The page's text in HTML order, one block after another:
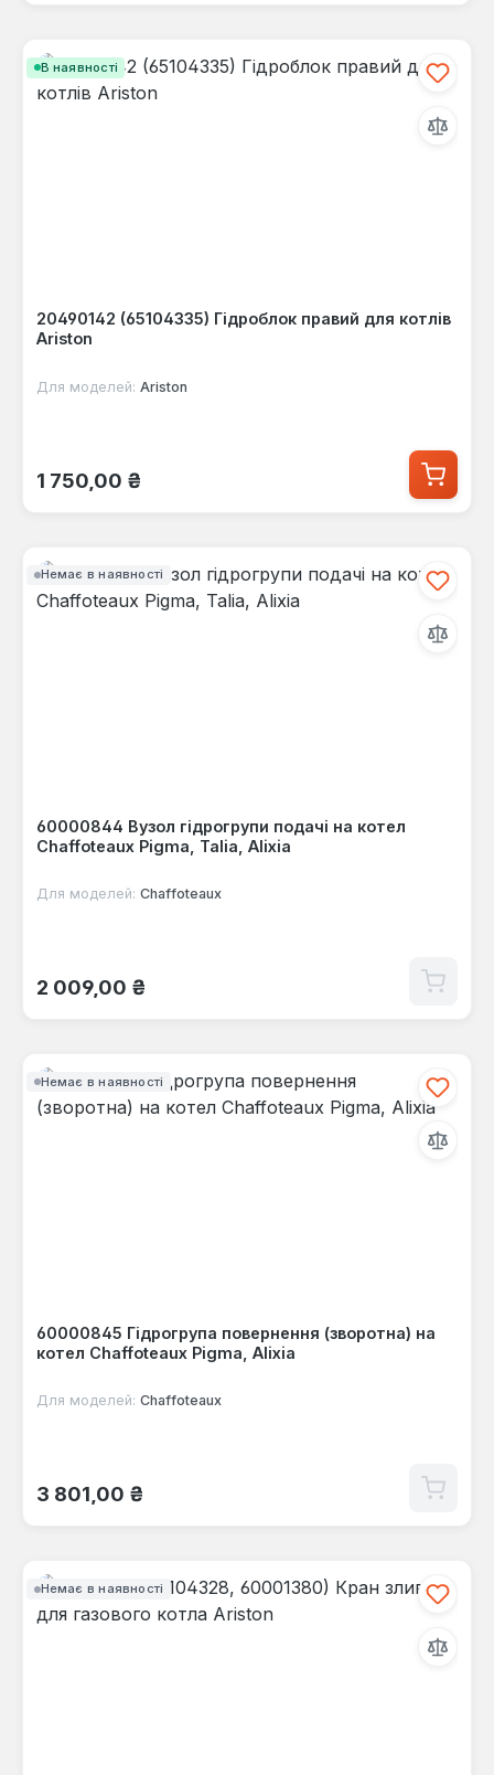
В наявності
20490142 (65104335) Гідроблок правий для котлів
Ariston
Для моделей: Ariston
Звичайна ціна:
1 750,00 ₴
Немає в наявності
60000844 Вузол гідрогрупи подачі на котел
Chaffoteaux Pigma, Talia, Alixia
Для моделей: Chaffoteaux
Звичайна ціна:
2 009,00 ₴
Немає в наявності
60000845 Гідрогрупа повернення (зворотна) на
котел Chaffoteaux Pigma, Alixia
Для моделей: Chaffoteaux
Звичайна ціна:
3 801,00 ₴
Немає в наявності